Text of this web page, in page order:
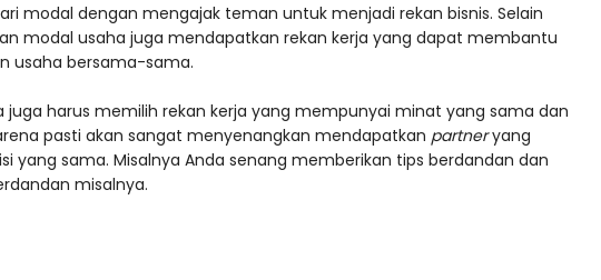
modal dengan mengajak teman untuk menjadi rekan bisnis. Selain
modal usaha juga mendapatkan rekan kerja yang dapat membantu
usaha bersama-sama.
juga harus memilih rekan kerja yang mempunyai minat yang sama dan
pasti akan sangat menyenangkan mendapatkan partneryang
yang sama. Misalnya Anda senang memberikan tips berdandan dan
misalnya.